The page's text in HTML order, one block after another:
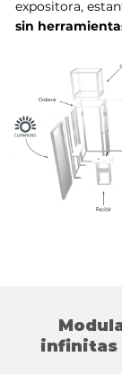
expositora,
sin
infinitas